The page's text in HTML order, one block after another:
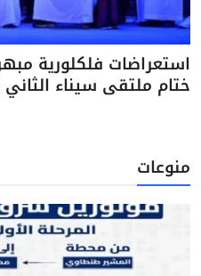
استعراضات فلكلورية
ختام ملتقى سيناء
منوعات